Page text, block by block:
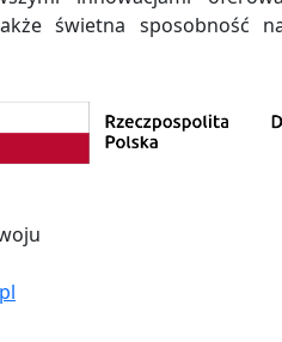
świetna sposobność